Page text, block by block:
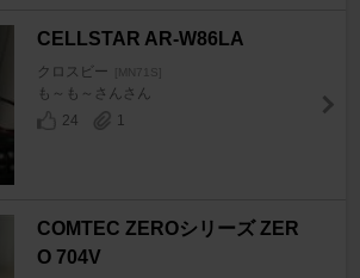
CELLSTAR AR-W86LA
クロスビー [MN71S]
も～も～さんさん
24
1
COMTEC ZEROシリーズ ZER
O 704V